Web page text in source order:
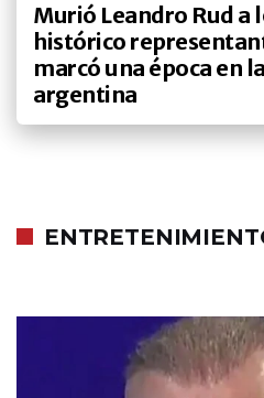
Murió Leandro Rud a
histórico
marcó una época en
argentina